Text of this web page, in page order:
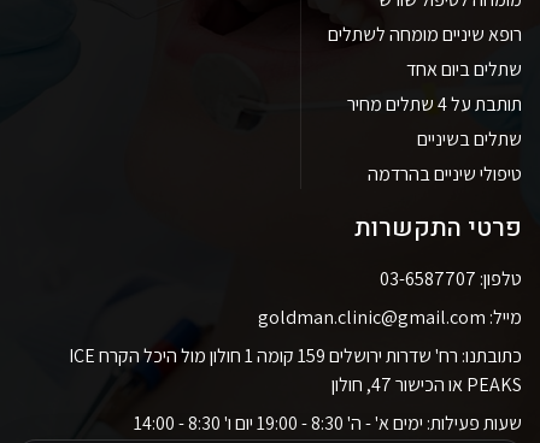
רופא שיניים מומחה לשתלים
שתלים ביום אחד
תותבת על 4 שתלים מחיר
שתלים בשיניים
טיפולי שיניים בהרדמה
פרטי התקשרות
טלפון: 03-6587707
מייל: goldman.clinic@gmail.com
כתובתנו: רח' שדרות ירושלים 159 קומה 1 חולון מול היכל הקרח ICE
PEAKS או הכישור 47, חולון
שעות פעילות: ימים א' - ה' 8:30 - 19:00 יום ו' 8:30 - 14:00